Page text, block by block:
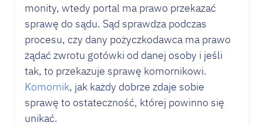
monity, wtedy portal ma prawo przekazać
sprawę do sądu. Sąd sprawdza podczas
procesu, czy dany pożyczkodawca ma prawo
żądać zwrotu gotówki od danej osoby i jeśli
tak, to przekazuje sprawę komornikowi.
Komornik, jak każdy dobrze zdaje sobie
sprawę to ostateczność, której powinno się
unikać.